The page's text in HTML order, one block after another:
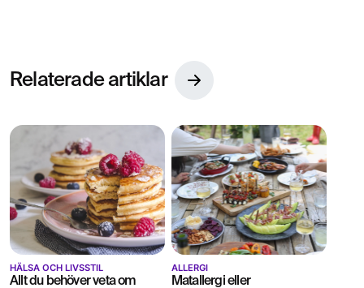
Relaterade artiklar
HÄLSA OCH LIVSSTIL
Allt du behöver veta om
ALLERGI
Matallergi eller